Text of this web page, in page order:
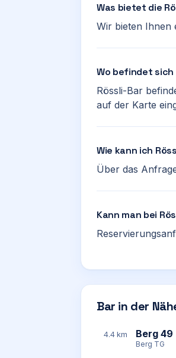
Was bietet die
Wir bieten Ihnen
Wo befindet sich
Rössli-Bar
auf der Karte
Wie kann ich
Über das
Kann man bei
Bar in der
4.4 km Berg 49
Berg TG